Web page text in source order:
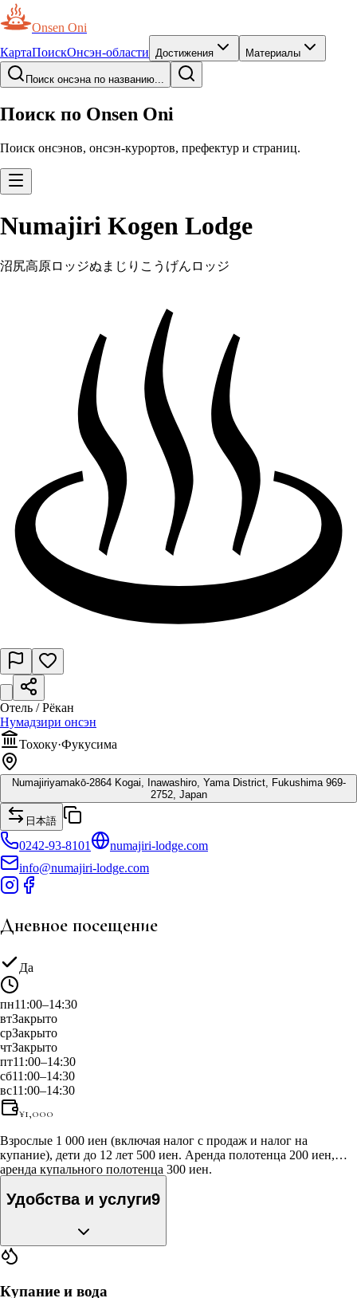
Onsen Oni
КартаПоискОнсэн-области Достижения Материалы
Поиск онсэна по названию...
Поиск по Onsen Oni
Поиск онсэнов, онсэн-курортов, префектур и страниц.
Numajiri Kogen Lodge
沼尻高原ロッジぬまじりこうげんロッジ
Отель / Рёкан
Нумадзири онсэн
Тохоку·Фукусима
Numajiriyamakō-2864 Kogai, Inawashiro, Yama District, Fukushima 969-
2752, Japan
日本語
0242-93-8101
numajiri-lodge.com
info@numajiri-lodge.com
Дневное посещение
Да
пн11:00–14:30
втЗакрыто
срЗакрыто
чтЗакрыто
пт11:00–14:30
сб11:00–14:30
вс11:00–14:30
¥1,000
Взрослые 1 000 иен (включая налог с продаж и налог на
купание), дети до 12 лет 500 иен. Аренда полотенца 200 иен,
аренда купального полотенца 300 иен.
Удобства и услуги9
Купание и вода